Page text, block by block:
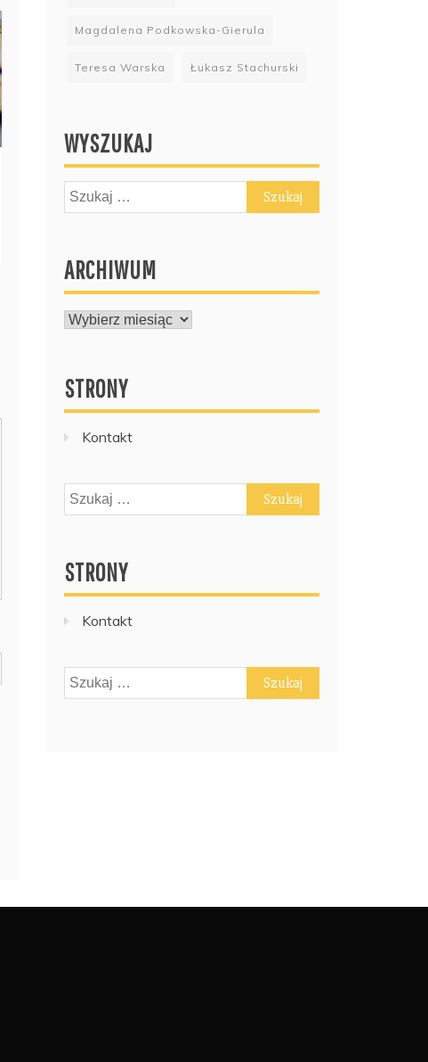
Magdalena Podkowska-Gierula
Teresa Warska Łukasz Stachurski
WYSZUKAJ
Szukaj:
ARCHIWUM
ARCHIWUM
STRONY
Kontakt
Szukaj:
STRONY
Kontakt
Szukaj: